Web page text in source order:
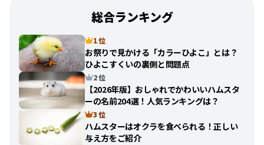
総合ランキング
1 位
お祭りで見かける「カラーひよこ」とは？
ひよこすくいの裏側と問題点
2 位
【2026年版】おしゃれでかわいいハムスタ
ーの名前204選！人気ランキングは？
3 位
ハムスターはオクラを食べられる！正しい
与え方をご紹介